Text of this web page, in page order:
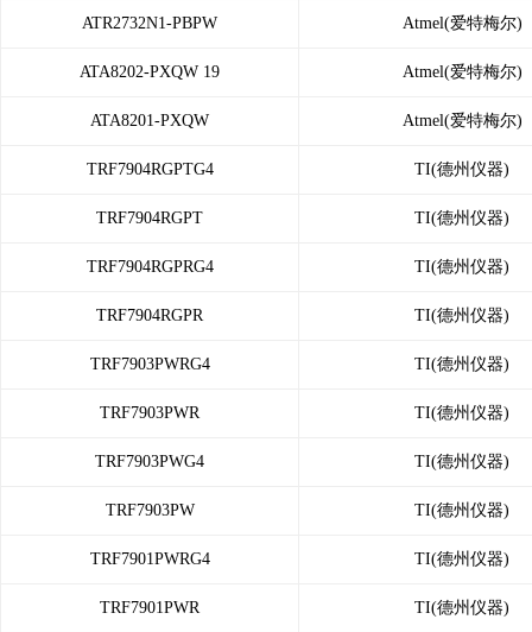
ATR2732N1-PBPW Atmel(爱特梅尔)
ATA8202-PXQW 19 Atmel(爱特梅尔)
ATA8201-PXQW Atmel(爱特梅尔)
TRF7904RGPTG4 TI(德州仪器)
TRF7904RGPT TI(德州仪器)
TRF7904RGPRG4 TI(德州仪器)
TRF7904RGPR TI(德州仪器)
TRF7903PWRG4 TI(德州仪器)
TRF7903PWR TI(德州仪器)
TRF7903PWG4 TI(德州仪器)
TRF7903PW TI(德州仪器)
TRF7901PWRG4 TI(德州仪器)
TRF7901PWR TI(德州仪器)